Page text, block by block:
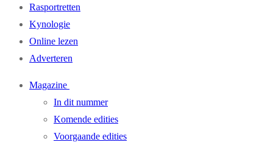
Rasportretten
Kynologie
Online lezen
Adverteren
Magazine
In dit nummer
Komende edities
Voorgaande edities